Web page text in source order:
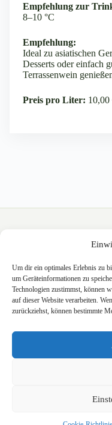
Um dir ein optimales Erlebnis zu
um Geräteinformationen zu
Technologien zustimmst, können
auf dieser Website verarbeiten.
zurückziehst, können bestimmte
Empfehlung zur
8–10 °C
Empfehlung:
Ideal zu asiatischen
Desserts oder einfach
Terrassenwein
Preis pro Liter: 10,00
Wein, Genuss
KONTAKT
DATENSCHUTZ